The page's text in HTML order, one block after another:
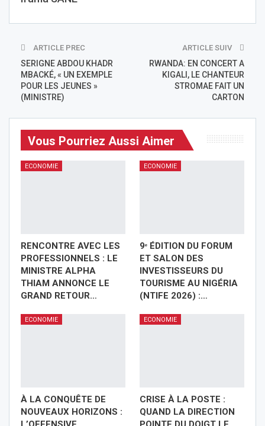
ARTICLE PREC
SERIGNE ABDOU KHADR
MBACKÉ, « UN EXEMPLE
POUR LES JEUNES »
(MINISTRE)
ARTICLE SUIV
RWANDA: EN CONCERT A
KIGALI, LE CHANTEUR
STROMAE FAIT UN
CARTON
Vous Pourriez Aussi Aimer
ECONOMIE
RENCONTRE AVEC LES
PROFESSIONNELS : LE
MINISTRE ALPHA
THIAM ANNONCE LE
GRAND RETOUR…
ECONOMIE
9ᵉ ÉDITION DU FORUM
ET SALON DES
INVESTISSEURS DU
TOURISME AU NIGÉRIA
(NTIFE 2026) :…
ECONOMIE
À LA CONQUÊTE DE
NOUVEAUX HORIZONS :
ECONOMIE
CRISE À LA POSTE :
QUAND LA DIRECTION